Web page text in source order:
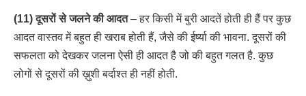
(11) दूसरों से जलने की आदत– हर किसी में बुरी आदतें होती ही हैं पर कुछ
आदत वास्तव में बहुत ही खराब होती हैं, जैसे की ईर्ष्या की भावना. दूसरों की
सफलता को देखकर जलना ऐसी ही आदत है जो की बहुत गलत है. कुछ
लोगों से दूसरों की ख़ुशी बर्दाश्त ही नहीं होती.